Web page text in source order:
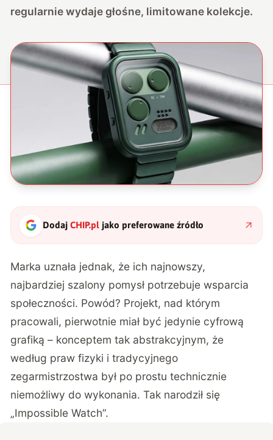
regularnie wydaje głośne, limitowane kolekcje.
DodajCHIP.pl jako preferowane źródło
Marka uznała jednak, że ich najnowszy,
najbardziej szalony pomysł potrzebuje wsparcia
społeczności. Powód? Projekt, nad którym
pracowali, pierwotnie miał być jedynie cyfrową
grafiką – konceptem tak abstrakcyjnym, że
według praw fizyki i tradycyjnego
zegarmistrzostwa był po prostu technicznie
niemożliwy do wykonania. Tak narodził się
„Impossible Watch”.